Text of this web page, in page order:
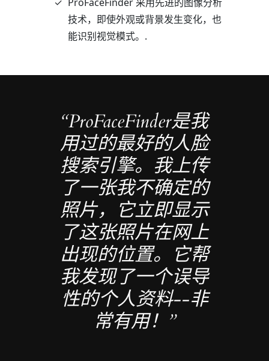
技术，即使外观或背景发生变化，也
能识别视觉模式。.
“ProFaceFinder是我
用过的最好的人脸
搜索引擎。我上传
了一张我不确定的
照片，它立即显示
了这张照片在网上
出现的位置。它帮
我发现了一个误导
性的个人资料--非
常有用！”